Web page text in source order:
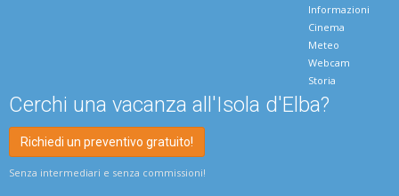
Informazioni
Cinema
Meteo
Webcam
Storia
Cerchi una vacanza all'Isola d'Elba?
Richiedi un preventivo gratuito!
Senza intermediari e senza commissioni!